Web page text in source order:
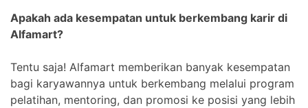
Apakah ada kesempatan untuk berkembang karir di
Alfamart?
Tentu saja! Alfamart memberikan banyak kesempatan
bagi karyawannya untuk berkembang melalui program
pelatihan, mentoring, dan promosi ke posisi yang lebih